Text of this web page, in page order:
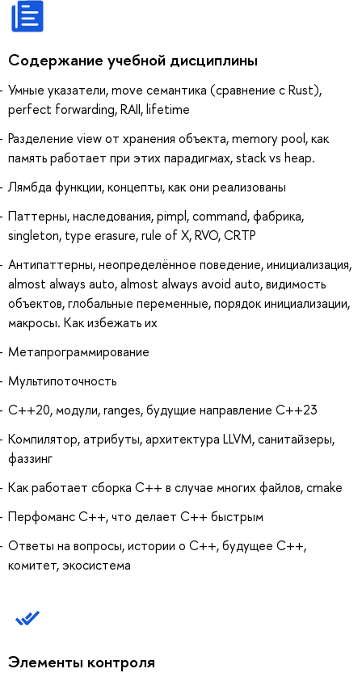
Содержание учебной дисциплины
Умные указатели, move семантика (сравнение с Rust),
perfect forwarding, RAII, lifetime
Разделение view от хранения объекта, memory pool, как
память работает при этих парадигмах, stack vs heap.
Лямбда функции, концепты, как они реализованы
Паттерны, наследования, pimpl, command, фабрика,
singleton, type erasure, rule of X, RVO, CRTP
Антипаттерны, неопределённое поведение, инициализация,
almost always auto, almost always avoid auto, видимость
объектов, глобальные переменные, порядок инициализации,
макросы. Как избежать их
Метапрограммирование
Мультипоточность
С++20, модули, ranges, будущие направление C++23
Компилятор, атрибуты, архитектура LLVM, санитайзеры,
фаззинг
Как работает сборка C++ в случае многих файлов, cmake
Перфоманс C++, что делает C++ быстрым
Ответы на вопросы, истории о C++, будущее С++,
комитет, экосистема
Элементы контроля